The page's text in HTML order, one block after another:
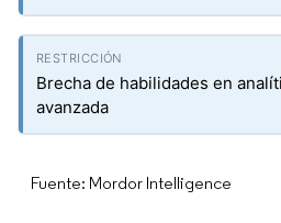
Brecha de habilidades en
avanzada
Fuente: Mordor Intelligence